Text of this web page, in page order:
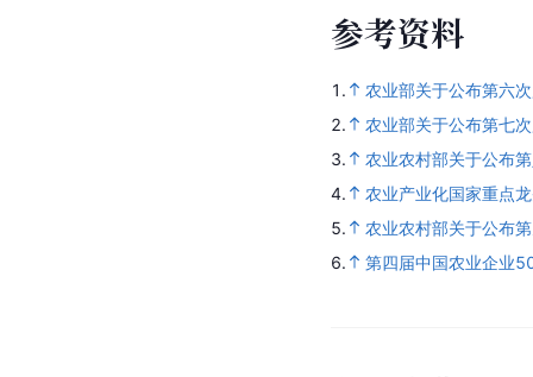
参考资料
1.
农业部关于公布第六
2.
农业部关于公布第七
3.
农业农村部关于公布
4.
农业产业化国家重点
5.
农业农村部关于公布
6.
第四届中国农业企业